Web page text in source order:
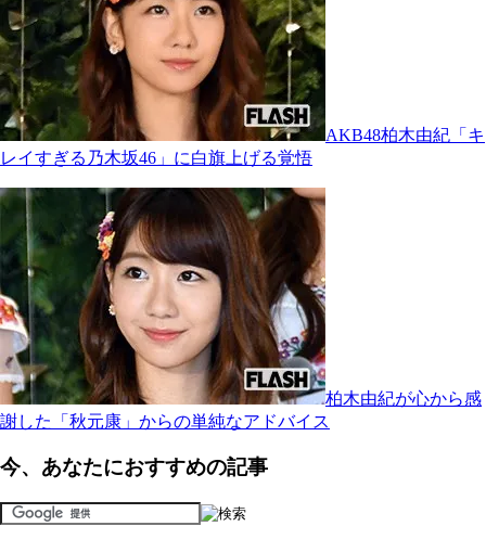
AKB48柏木由紀「キ
レイすぎる乃木坂46」に白旗上げる覚悟
柏木由紀が心から感
謝した「秋元康」からの単純なアドバイス
今、あなたにおすすめの記事